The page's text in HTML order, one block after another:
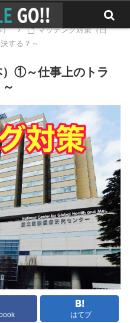
）
マッチング対策（日
する？～
）①～仕事上のトラ
はてブ